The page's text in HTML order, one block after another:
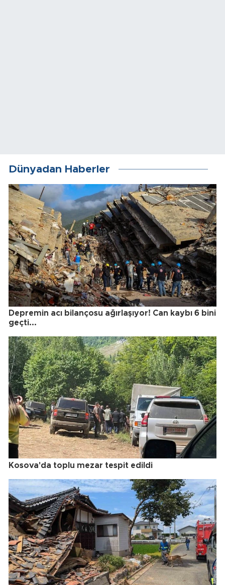
Dünyadan Haberler
Depremin acı bilançosu ağırlaşıyor! Can kaybı 6 bini
geçti...
Kosova'da toplu mezar tespit edildi